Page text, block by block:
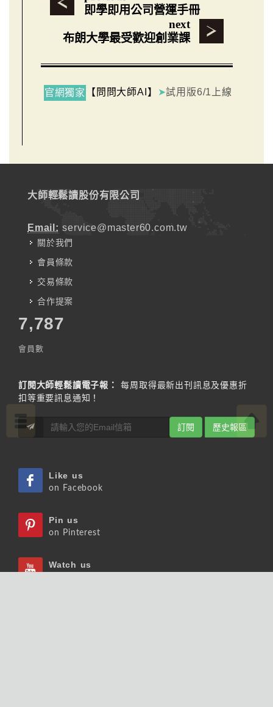
即學即用公司營運手冊
next
布朗大學最受歡迎創業課
官網獨家 【問問大師AI】 ➤試用版6/1上線
大師輕鬆讀股份有限公司
Email: service@master60.com.tw
關於我們
會員條款
交易條款
合作提案
7,787
會員數
訂閱大師輕鬆讀電子報：
每周取得最新出刊訊息及優惠折
扣等重要訊息通知！
訂閱 歷史報區
Like us
on Facebook
Pin us
on Pinterest
Watch us